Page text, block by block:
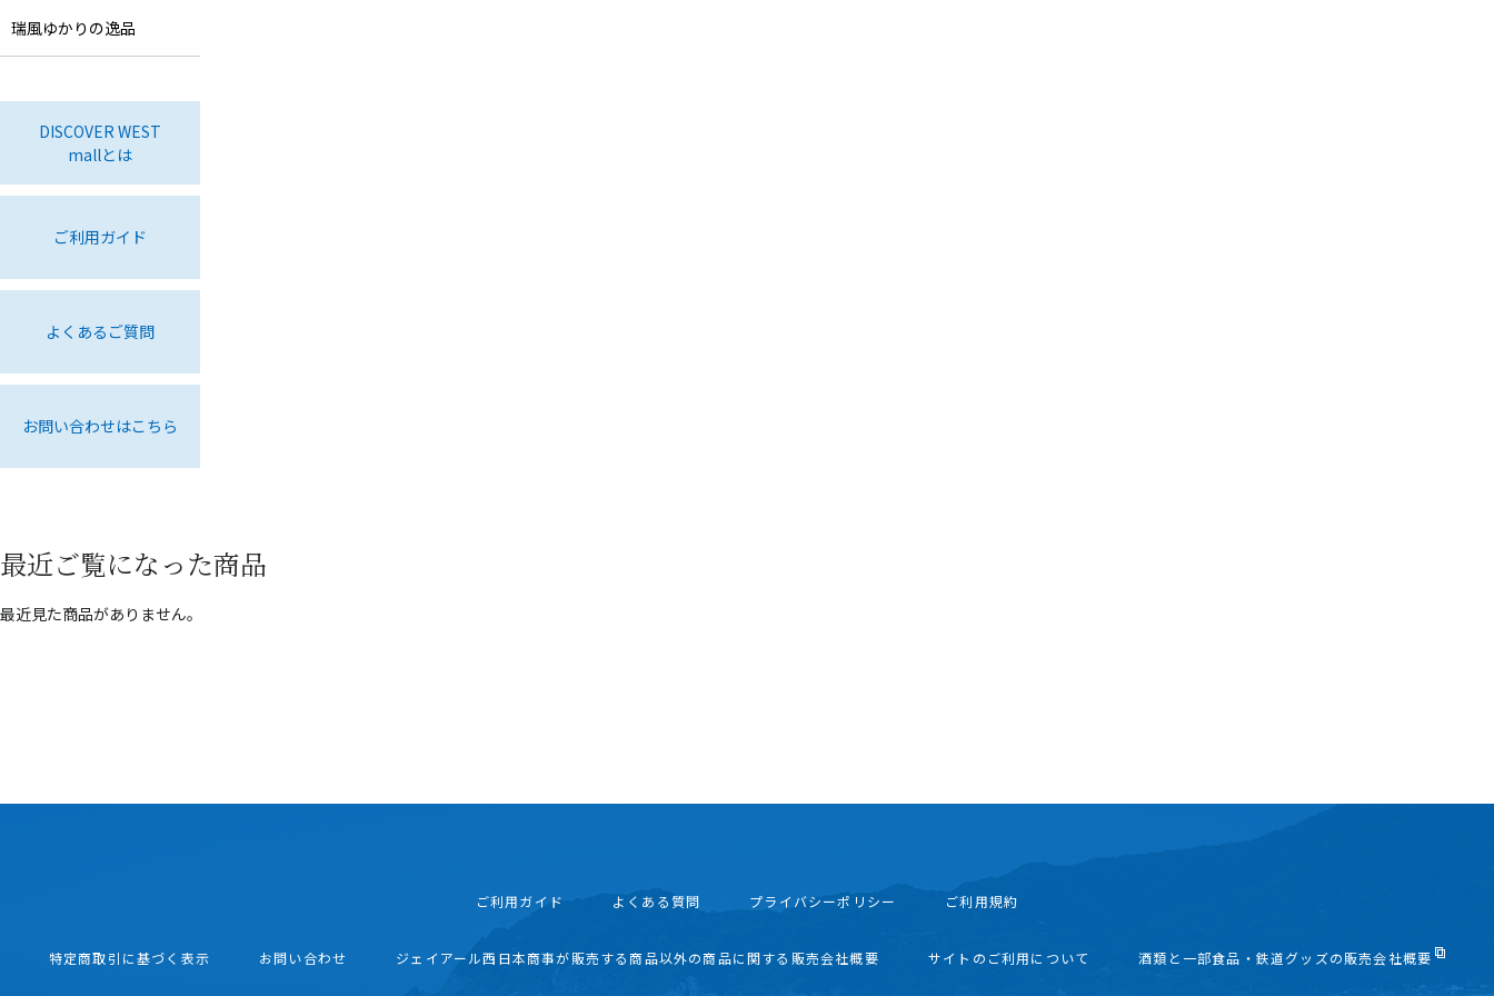
瑞風ゆかりの逸品
DISCOVER WEST
mallとは
ご利用ガイド
よくあるご質問
お問い合わせはこちら
最近ご覧になった商品
最近見た商品がありません。
ご利用ガイド よくある質問 プライバシーポリシー ご利用規約
特定商取引に基づく表示 お問い合わせ ジェイアール西日本商事が販売する商品以外の商品に関する販売会社概要 サイトのご利用について 酒類と一部食品・鉄道グッズの販売会社概要